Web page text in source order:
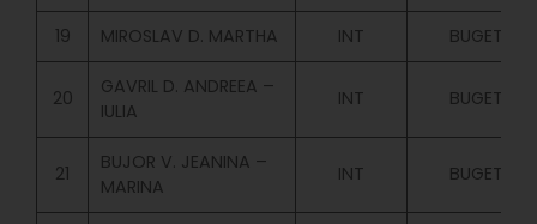
19 MIROSLAV D. MARTHA INT BUGET
20
GAVRIL D. ANDREEA –
IULIA
INT BUGET
21
BUJOR V. JEANINA –
MARINA
INT BUGET